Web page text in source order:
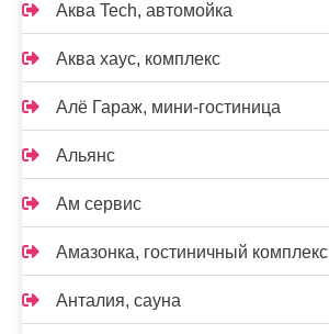
Аква Tech, автомойка
Аква хаус, комплекс
Алё Гараж, мини-гостиница
Альянс
Ам сервис
Амазонка, гостиничный комплекс
Анталия, сауна